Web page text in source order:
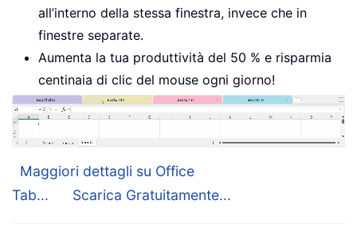
all’interno della stessa finestra, invece che in
finestre separate.
Aumenta la tua produttività del 50 % e risparmia
centinaia di clic del mouse ogni giorno!
Maggiori dettagli su Office
Tab...
Scarica Gratuitamente...